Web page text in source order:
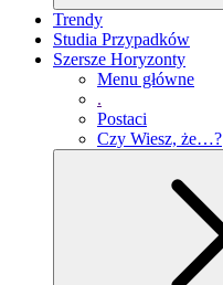
Trendy
Studia Przypadków
Szersze Horyzonty
Menu główne
.
Postaci
Czy Wiesz, że…?